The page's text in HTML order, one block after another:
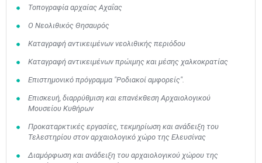
Τοπογραφία αρχαίας Αχαΐας
Ο Νεολιθικός Θησαυρός
Καταγραφή αντικειμένων νεολιθικής περιόδου
Καταγραφή αντικειμένων πρώιμης και μέσης χαλκοκρατίας
Επιστημονικό πρόγραμμα "Ροδιακοί αμφορείς".
Επισκευή, διαρρύθμιση και επανέκθεση Αρχαιολογικού
Μουσείου Κυθήρων
Προκαταρκτικές εργασίες, τεκμηρίωση και ανάδειξη του
Τελεστηρίου στον αρχαιολογικό χώρο της Ελευσίνας
Διαμόρφωση και ανάδειξη του αρχαιολογικού χώρου της